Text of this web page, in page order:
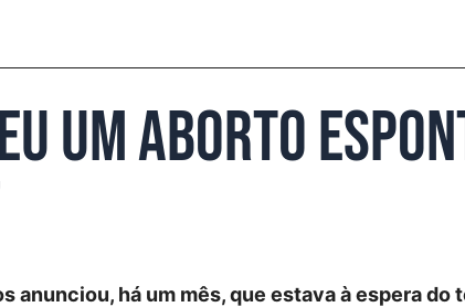
um aborto
anunciou, há um mês, que estava à espera do